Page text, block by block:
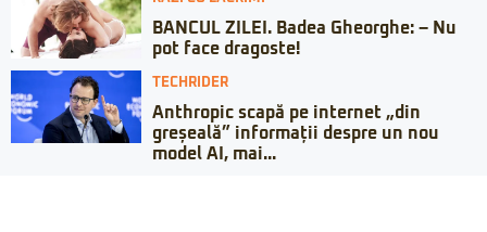
BANCUL ZILEI. Badea Gheorghe: – Nu
pot face dragoste!
TECHRIDER
Anthropic scapă pe internet „din
greșeală” informații despre un nou
model AI, mai...